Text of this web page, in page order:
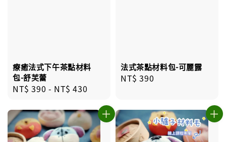
療癒法式下午茶點材料
包-舒芙蕾
Regular
NT$ 390 - NT$ 430
法式茶點材料包-可麗露
Regular
NT$ 390